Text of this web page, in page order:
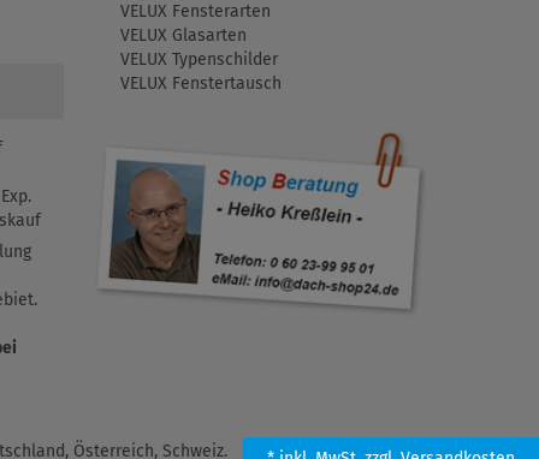
VELUX Fensterarten
VELUX Glasarten
VELUX Typenschilder
VELUX Fenstertausch
Österreich, Schweiz.